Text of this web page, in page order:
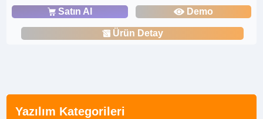
Yazılım Kategorileri
Satın Al Demo
Ürün Detay